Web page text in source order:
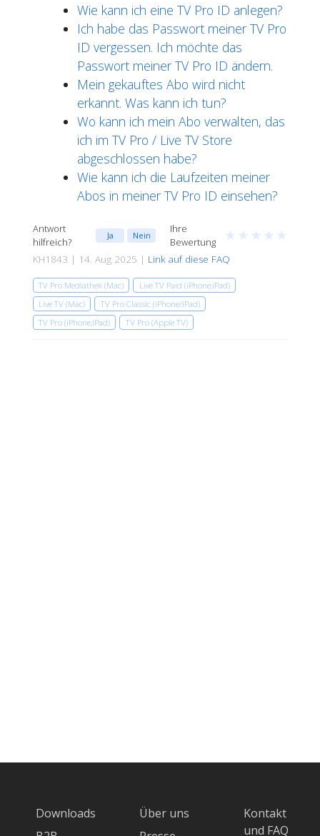
Wie kann ich eine TV Pro ID anlegen?
Ich habe das Passwort meiner TV Pro
ID vergessen. Ich möchte das
Passwort meiner TV Pro ID ändern.
Mein gekauftes Abo wird nicht
erkannt. Was kann ich tun?
Wo kann ich mein Abo verwalten, das
ich im TV Pro / Live TV Store
abgeschlossen habe?
Wie kann ich die Laufzeiten meiner
Abos in meiner TV Pro ID einsehen?
Antwort
hilfreich?
Ja Nein
Ihre
Bewertung
★ ★ ★ ★ ★
KH1843 | 14. Aug 2025 | Link auf diese FAQ
TV Pro Mediathek (Mac)
Live TV Paid (iPhone,iPad)
Live TV (Mac)
TV Pro Classic (iPhone/iPad)
TV Pro (iPhone,iPad)
TV Pro (Apple TV)
Downloads
Über uns
Kontakt
und FAQ